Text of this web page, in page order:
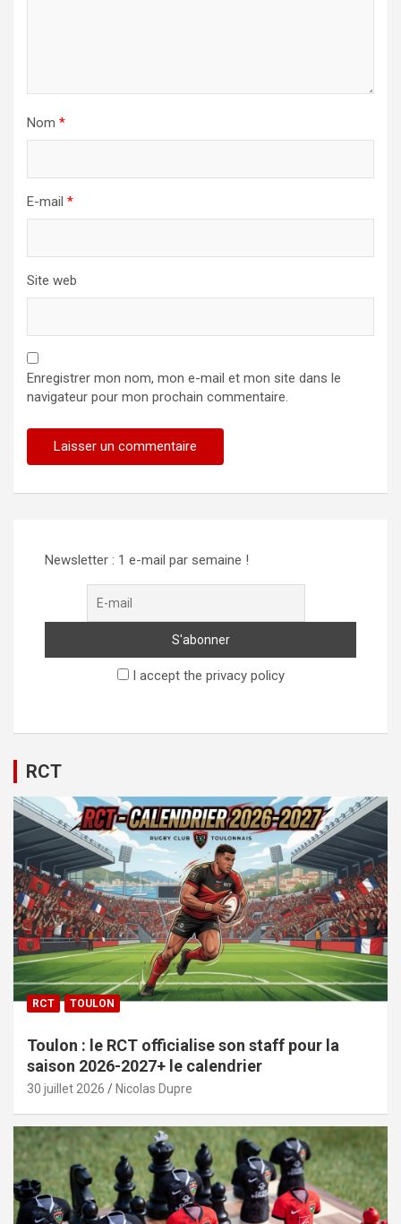
Nom *
E-mail *
Site web
Enregistrer mon nom, mon e-mail et mon site dans le
navigateur pour mon prochain commentaire.
Newsletter : 1 e-mail par semaine !
I accept the privacy policy
RCT
RCT TOULON
Toulon : le RCT officialise son staff pour la
saison 2026-2027+ le calendrier
30 juillet 2026 Nicolas Dupre